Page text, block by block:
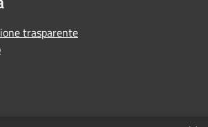
trasparente